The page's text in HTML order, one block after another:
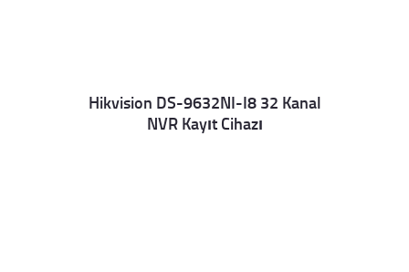
Details
Hikvision DS-9632NI-I8 32 Kanal
NVR Kayıt Cihazı